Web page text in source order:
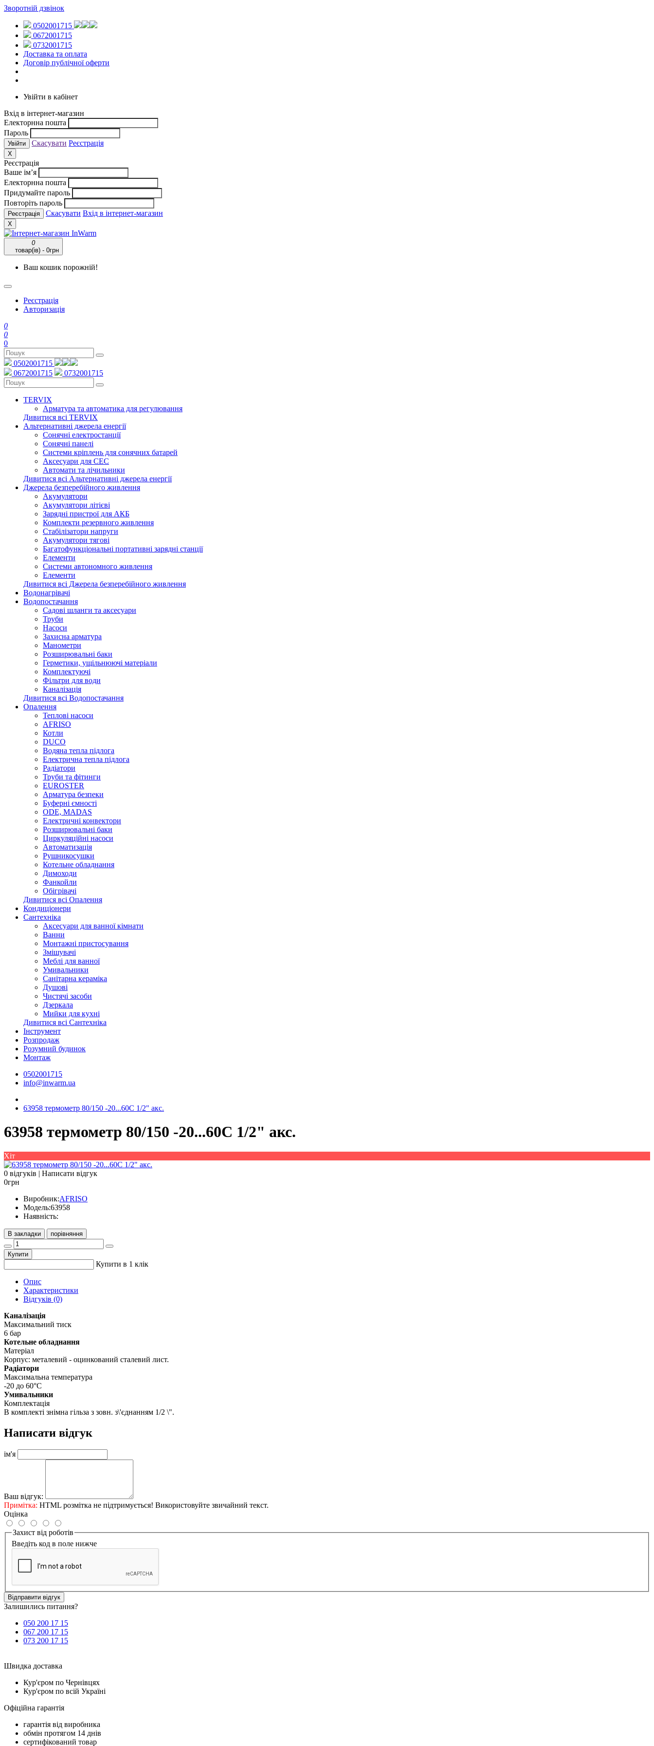
Зворотній дзвінок
0502001715
0672001715
0732001715
Доставка та оплата
Договір публічної оферти
Увійти в кабінет
Вхід в інтернет-магазин
Електорнна пошта
Пароль
Скасувати Реєстрація
X
Реєстрація
Ваше ім’я
Електорнна пошта
Придумайте пароль
Повторіть пароль
Скасувати Вхід в інтернет-магазин
X
0
товар(ів) - 0грн
Ваш кошик порожній!
Реєстрація
Авторизація
0
0
0
0502001715
0672001715
0732001715
TERVIX
Арматура та автоматика для регулювання
Дивитися всі TERVIX
Альтернативні джерела енергії
Сонячні електростанції
Сонячні панелі
Системи кріплень для сонячних батарей
Аксесуари для СЕС
Автомати та лічильники
Дивитися всі Альтернативні джерела енергії
Джерела безперебійного живлення
Акумулятори
Акумулятори літієві
Зарядні пристрої для АКБ
Комплекти резервного живлення
Стабілізатори напруги
Акумулятори тягові
Багатофункціональні портативні зарядні станції
Елементи
Системи автономного живлення
Елементи
Дивитися всі Джерела безперебійного живлення
Водонагрівачі
Водопостачання
Садові шланги та аксесуари
Труби
Насоси
Захисна арматура
Манометри
Розширювальні баки
Герметики, ущільнюючі матеріали
Комплектуючі
Фільтри для води
Каналізація
Дивитися всі Водопостачання
Опалення
Теплові насоси
AFRISO
Котли
DUCO
Водяна тепла підлога
Електрична тепла підлога
Радіатори
Труби та фітинги
EUROSTER
Арматура безпеки
Буферні ємності
ODE, MADAS
Електричні конвектори
Розширювальні баки
Циркуляційні насоси
Автоматизація
Рушникосушки
Котельне обладнання
Димоходи
Фанкойли
Обігрівачі
Дивитися всі Опалення
Кондиціонери
Сантехніка
Аксесуари для ванної кімнати
Ванни
Монтажні пристосування
Змішувачі
Меблі для ванної
Умивальники
Санітарна кераміка
Душові
Чистячі засоби
Дзеркала
Мийки для кухні
Дивитися всі Сантехніка
Інструмент
Розпродаж
Розумний будинок
Монтаж
0502001715
info@inwarm.ua
63958 термометр 80/150 -20...60С 1/2" акс.
63958 термометр 80/150 -20...60С 1/2" акс.
Хіт
0 відгуків | Написати відгук
0грн
Виробник:AFRISO
Модель:63958
Наявність:
В закладки порівняння
Купити
Купити в 1 клік
Опис
Характеристики
Відгуків (0)
Каналізація
Максимальний тиск
6 бар
Котельне обладнання
Матеріал
Корпус: металевий - оцинкований сталевий лист.
Радіатори
Максимальна температура
-20 до 60°C
Умивальники
Комплектація
В комплекті знімна гільза з зовн. з\'єднанням 1/2 \".
Написати відгук
ім'я
Ваш відгук:
Примітка: HTML розмітка не підтримується! Використовуйте звичайний текст.
Оцінка
Захист від роботів
Введіть код в поле нижче
Відправити відгук
Залишились питання?
050 200 17 15
067 200 17 15
073 200 17 15
Швидка доставка
Кур'єром по Чернівцях
Кур'єром по всій Україні
Офіційна гарантія
гарантія від виробника
обмін протягом 14 днів
сертифікований товар